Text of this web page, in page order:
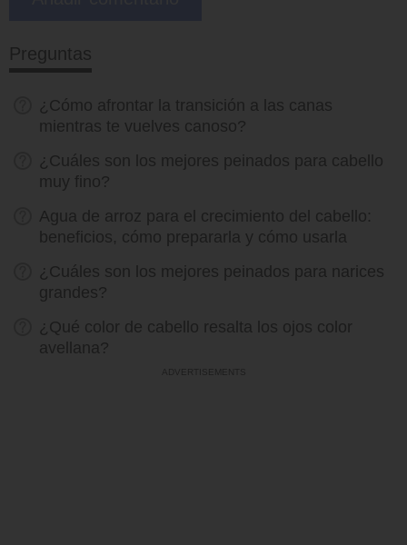
Preguntas
¿Cómo afrontar la transición a las canas
mientras te vuelves canoso?
¿Cuáles son los mejores peinados para cabello
muy fino?
Agua de arroz para el crecimiento del cabello:
beneficios, cómo prepararla y cómo usarla
¿Cuáles son los mejores peinados para narices
grandes?
¿Qué color de cabello resalta los ojos color
avellana?